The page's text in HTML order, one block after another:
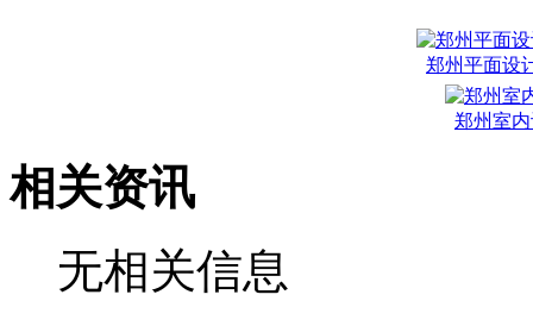
郑州平面设
郑州室
相关资讯
无相关信息